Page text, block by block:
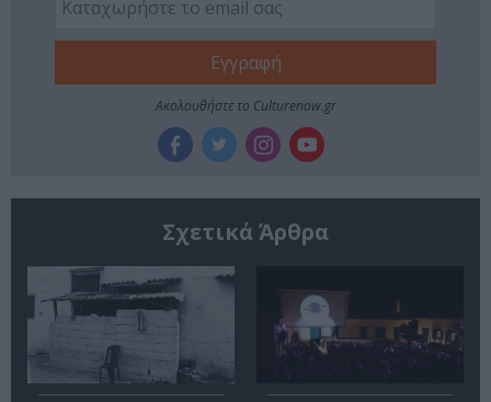
Ακολουθήστε το Culturenow.gr
Σχετικά Άρθρα